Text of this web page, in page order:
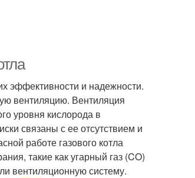
эффективности и надежности.
вентиляцию. Вентиляция
уровня кислорода в
связаны с ее отсутствием и
работе газового котла
такие как угарный газ (CO)
вентиляционную систему.